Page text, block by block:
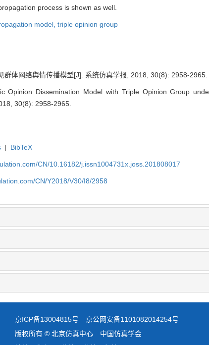
process is shown as well.
model, triple opinion group
群体网络舆情传播模型[J]. 系统仿真学报, 2018, 30(8): 2958-2965.
Opinion Dissemination Model with Triple Opinion Group
30(8): 2958-2965.
| BibTeX
CN/10.16182/j.issn1004731x.joss.201808017
CN/Y2018/V30/I8/2958
京ICP备13004815号 京公网安备1101082014254号
版权所有 © 北京仿真中心 中国仿真学会